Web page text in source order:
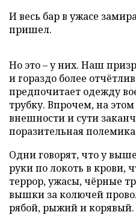
И весь бар в ужасе
пришел.
Но это – у них. Наш
и гораздо более
предпочитает одежду
трубку. Впрочем, на этом
внешности и сути
поразительная
Одни говорят, что у
руки по локоть в крови,
террор, ужасы, чёрные
вышки за колючей
рябой, рыжий и корявый.